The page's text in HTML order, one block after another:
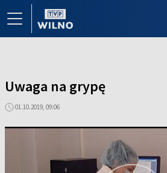
Uwaga na grypę
01.10.2019, 09:06